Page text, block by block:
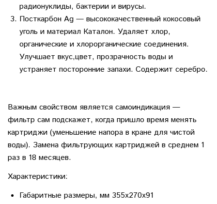
радионуклиды, бактерии и вирусы.
Посткарбон Ag — высококачественный кокосовый
уголь и материал Каталон. Удаляет хлор,
органические и хлорорганические соединения.
Улучшает вкус,цвет, прозрачность воды и
устраняет посторонние запахи. Содержит серебро.
Важным свойством является самоиндикация —
фильтр сам подскажет, когда пришло время менять
картриджи (уменьшение напора в кране для чистой
воды). Замена фильтрующих картриджей в среднем 1
раз в 18 месяцев.
Характеристики:
Габаритные размеры, мм 355х270х91